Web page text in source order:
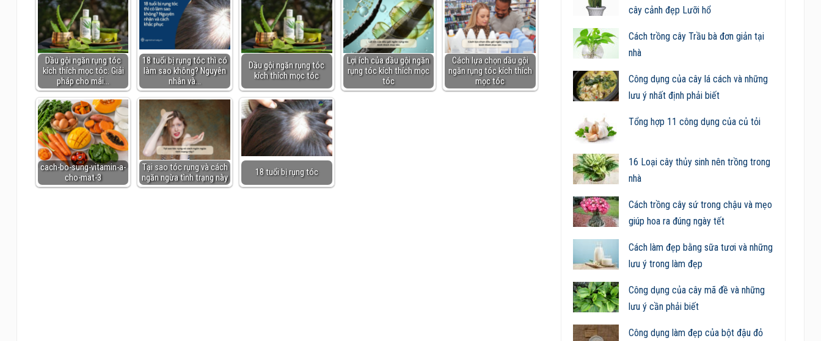
Dầu gội ngăn rụng tóc
kích thích mọc tóc: Giải
pháp cho mái…
18 tuổi bị rụng tóc thì có
làm sao không? Nguyên
nhân và…
Dầu gội ngăn rụng tóc
kích thích mọc tóc
Lợi ích của dầu gội ngăn
rụng tóc kích thích mọc
tóc
Cách lựa chọn dầu gội
ngăn rụng tóc kích thích
mọc tóc
cach-bo-sung-vitamin-a-
cho-mat-3
Tại sao tóc rụng và cách
ngăn ngừa tình trạng này
18 tuổi bị rụng tóc
cây cảnh đẹp Lưỡi hổ
Cách trồng cây Trầu bà đơn giản tại
nhà
Công dụng của cây lá cách và những
lưu ý nhất định phải biết
Tổng hợp 11 công dụng của củ tỏi
16 Loại cây thủy sinh nên trồng trong
nhà
Cách trồng cây sứ trong chậu và mẹo
giúp hoa ra đúng ngày tết
Cách làm đẹp bằng sữa tươi và những
lưu ý trong làm đẹp
Công dụng của cây mã đề và những
lưu ý cần phải biết
Công dụng làm đẹp của bột đậu đỏ